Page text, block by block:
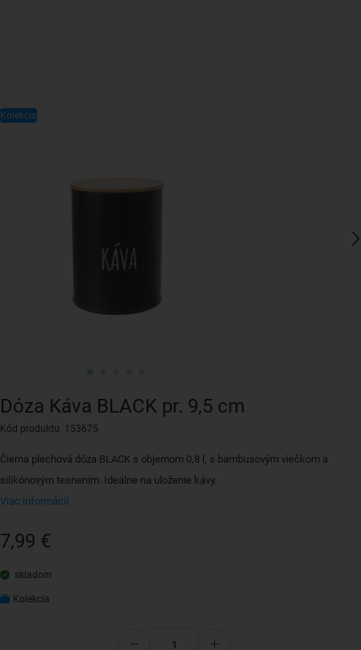
Dóza Káva BLACK pr. 9,5 cm
Kód produktu 153675
Čierna plechová dóza BLACK s objemom 0,8 l, s bambusovým viečkom a
silikónovým tesnením. Ideálne na uloženie kávy.
Viac informácií
7,99 €
skladom
Kolekcia
Kolekcia